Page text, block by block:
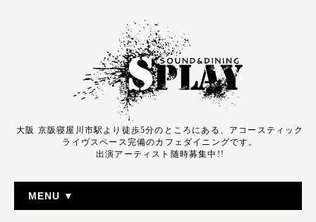
大阪 京阪寝屋川市駅より徒歩5分のところにある、アコースティック
ライヴスペース完備のカフェダイニングです。
出演アーティスト随時募集中!!
MENU ▼